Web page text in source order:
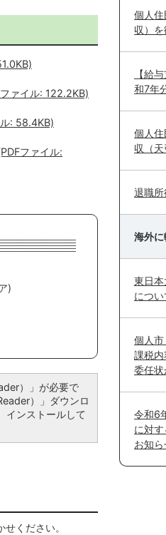
ァイル: 122.2KB)
: 58.4KB)
ファイル:
)
）」が必要で
）」ダウンロ
インストールして
ください。
個人
収）
【給
和7年
個人
収（天
退職
海外
東日
につい
個人
課税
委任
令和6
に対
お知ら